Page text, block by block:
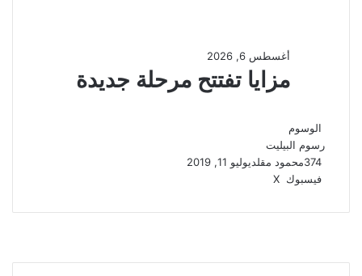
الوسوم
رسوم البيليت
محمود مقلديوليو 11, 2019
فيسبوك ‫X
البريد